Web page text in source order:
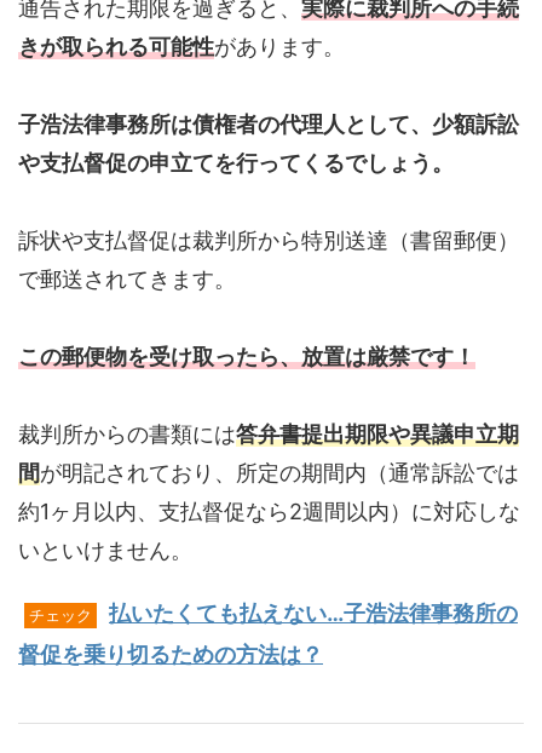
通告された期限を過ぎると、 実際に裁判所への手続
きが取られる可能性があります。
子浩法律事務所は債権者の代理人として、少額訴訟
や支払督促の申立てを行ってくるでしょう。
訴状や支払督促は裁判所から特別送達（書留郵便）
で郵送されてきます。
この郵便物を受け取ったら、放置は厳禁です！
裁判所からの書類には答弁書提出期限や異議申立期
間が明記されており、所定の期間内（通常訴訟では
約1ヶ月以内、支払督促なら2週間以内）に対応しな
いといけません。
チェック
払いたくても払えない…子浩法律事務所の
督促を乗り切るための方法は？